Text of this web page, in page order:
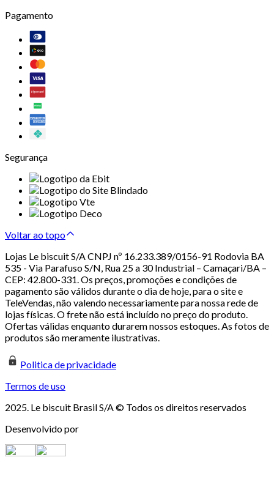
Pagamento
Segurança
Voltar ao topo
Lojas Le biscuit S/A CNPJ nº 16.233.389/0156-91 Rodovia BA
535 - Via Parafuso S/N, Rua 25 a 30 Industrial – Camaçari/BA –
CEP: 42.800-331. Os preços, promoções e condições de
pagamento são válidos durante o dia de hoje, para o site e
TeleVendas, não valendo necessariamente para nossa rede de
lojas físicas. O frete não está incluído no preço do produto.
Ofertas válidas enquanto durarem nossos estoques. As fotos de
produtos são meramente ilustrativas.
Politica de privacidade
Termos de uso
2025. Le biscuit Brasil S/A © Todos os direitos reservados
Desenvolvido por